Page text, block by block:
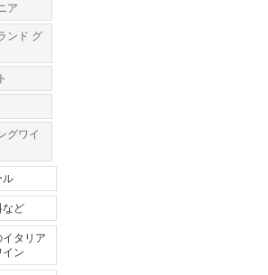
ア
ンド グ
グワイ
ル
など
タリア
イン